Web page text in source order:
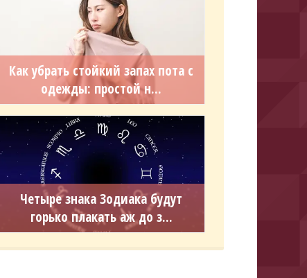
Как убрать стойкий запах пота с
одежды: простой н...
Четыре знака Зодиака будут
горько плакать аж до з...